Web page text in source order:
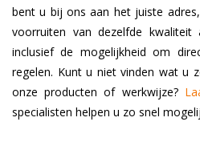
bent u bij ons aan het juiste
voorruiten van dezelfde kwaliteit
inclusief de mogelijkheid om
regelen. Kunt u niet vinden wat u
onze producten of werkwijze?
specialisten helpen u zo snel